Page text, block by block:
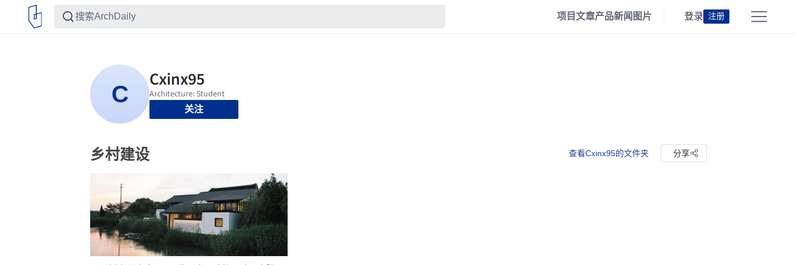
项目文章产品新闻 图片 登录 注册
关注
乡村建设 查看Cxinx95的文件夹 分享